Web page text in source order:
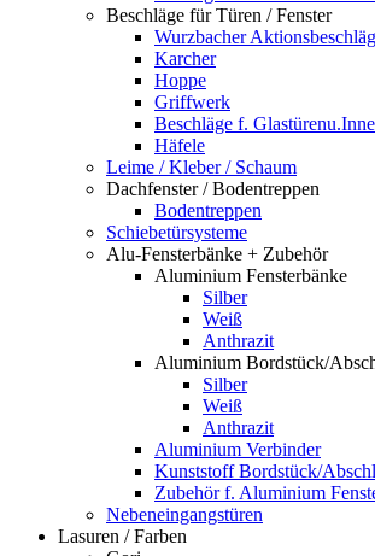
Beschläge für Türen / Fenster
Wurzbacher
Karcher
Hoppe
Griffwerk
Beschläge f.
Häfele
Leime / Kleber / Schaum
Dachfenster / Bodentreppen
Bodentreppen
Schiebetürsysteme
Alu-Fensterbänke + Zubehör
Aluminium Fensterbänke
Silber
Weiß
Anthrazit
Aluminium Bordstück/
Silber
Weiß
Anthrazit
Aluminium Verbinder
Kunststoff Bordstück/
Zubehör f. Aluminium
Nebeneingangstüren
Lasuren / Farben